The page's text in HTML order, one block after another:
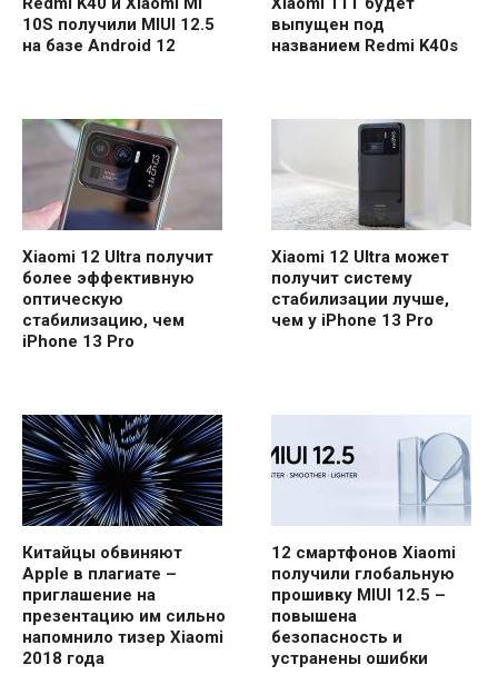
10S получили MIUI 12.5
на базе Android 12
выпущен под
названием Redmi K40s
Xiaomi 12 Ultra получит
более эффективную
оптическую
стабилизацию, чем
iPhone 13 Pro
Xiaomi 12 Ultra может
получит систему
стабилизации лучше,
чем у iPhone 13 Pro
Китайцы обвиняют
Apple в плагиате –
приглашение на
презентацию им сильно
напомнило тизер Xiaomi
2018 года
12 смартфонов Xiaomi
получили глобальную
прошивку MIUI 12.5 –
повышена
безопасность и
устранены ошибки